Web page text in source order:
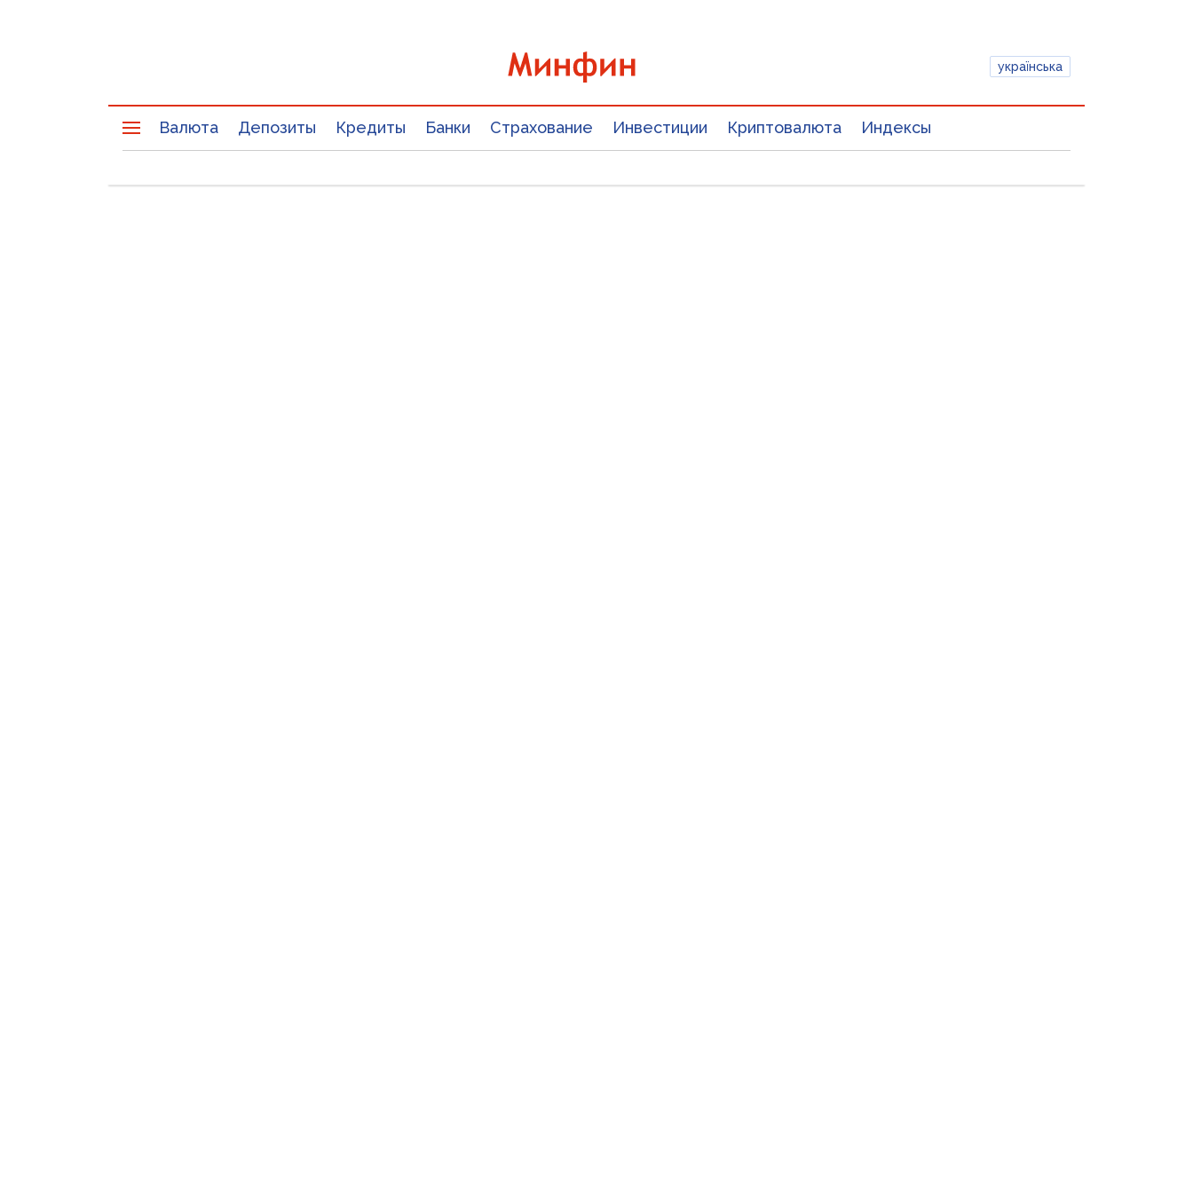
українська
Валюта Депозиты Кредиты Банки Страхование Инвестиции Криптовалюта Индексы